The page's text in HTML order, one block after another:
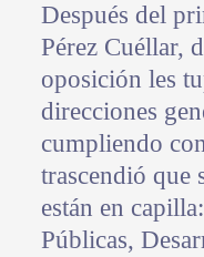
Después del
Pérez Cuéllar,
oposición les
direcciones
cumpliendo
trascendió que
están en
Públicas,